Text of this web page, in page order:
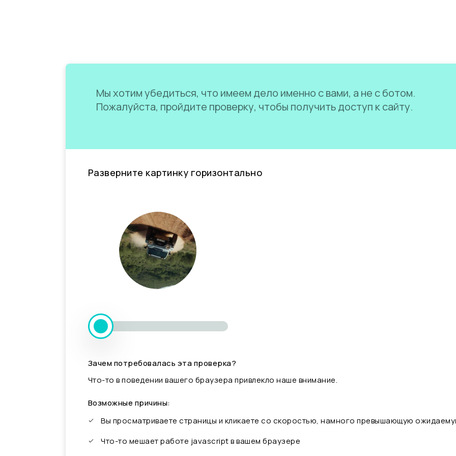
Мы хотим убедиться, что имеем дело именно с вами, а не с ботом.
Пожалуйста, пройдите проверку, чтобы получить доступ к сайту.
Разверните картинку горизонтально
Зачем потребовалась эта проверка?
Что-то в поведении вашего браузера привлекло наше внимание.
Возможные причины:
Вы просматриваете страницы и кликаете со скоростью, намного превышающую
Что-то мешает работе javascript в вашем браузере